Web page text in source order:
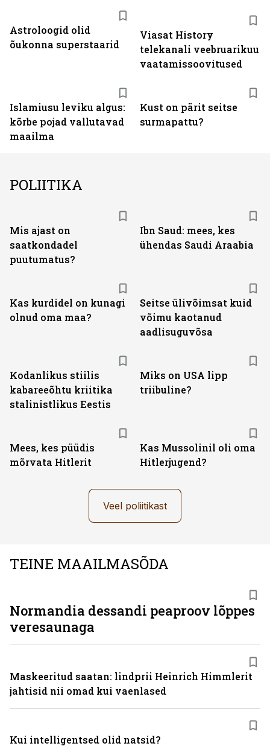
Astroloogid olid
õukonna superstaarid
Viasat History
telekanali veebruarikuu
vaatamissoovitused
Islamiusu leviku algus:
kõrbe pojad vallutavad
maailma
Kust on pärit seitse
surmapattu?
POLIITIKA
Mis ajast on
saatkondadel
puutumatus?
Ibn Saud: mees, kes
ühendas Saudi Araabia
Kas kurdidel on kunagi
olnud oma maa?
Seitse ülivõimsat kuid
võimu kaotanud
aadlisuguvõsa
Kodanlikus stiilis
kabareeõhtu kriitika
stalinistlikus Eestis
Miks on USA lipp
triibuline?
Mees, kes püüdis
mõrvata Hitlerit
Kas Mussolinil oli oma
Hitlerjugend?
Veel poliitikast
TEINE MAAILMASÕDA
Normandia dessandi peaproov lõppes
veresaunaga
Maskeeritud saatan: lindprii Heinrich Himmlerit
jahtisid nii omad kui vaenlased
Kui intelligentsed olid natsid?